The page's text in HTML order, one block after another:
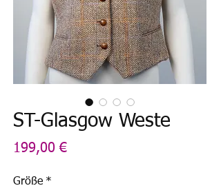
ST-Glasgow Weste
199,00 €Preis
Größe *